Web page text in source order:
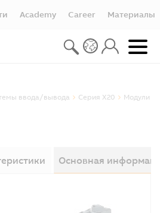
Academy Career Материалы
ввода/вывода Серия X20
Модули
Основная